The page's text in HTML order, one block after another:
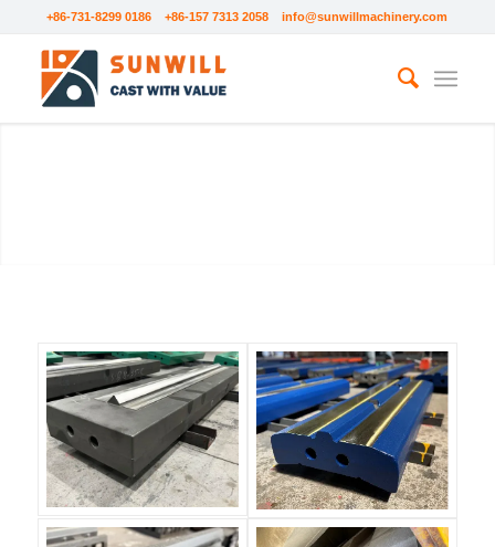
+86-731-8299 0186 +86-157 7313 2058info@sunwillmachinery.com